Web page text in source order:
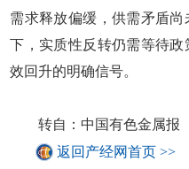
需求释放偏缓，供需矛盾
下，实质性反转仍需等待
效回升的明确信号。
转自：中国有色金属报
返回产经网首页 >>